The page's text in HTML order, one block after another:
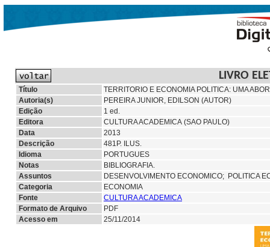
LIVRO
Título
TERRITORIO E ECONOMIA POLITICA: UMA
Autoria(s)
PEREIRA JUNIOR, EDILSON (AUTOR)
Edição
1 ed.
Editora
CULTURA ACADEMICA (SAO PAULO)
Data
2013
Descrição
481P. ILUS.
Idioma
PORTUGUES
Notas
BIBLIOGRAFIA.
Assuntos
DESENVOLVIMENTO ECONOMICO; POLITICA
Categoria
ECONOMIA
Fonte
CULTURA ACADEMICA
Formato de Arquivo
PDF
Acesso em
25/11/2014